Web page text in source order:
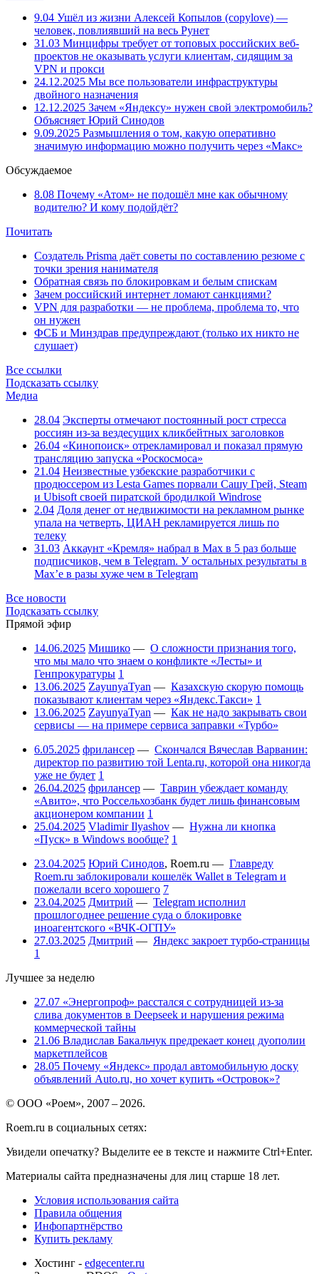
9.04 Ушёл из жизни Алексей Копылов (copylove) —
человек, повлиявший на весь Рунет
31.03 Минцифры требует от топовых российских веб-
проектов не оказывать услуги клиентам, сидящим за
VPN и прокси
24.12.2025 Мы все пользователи инфраструктуры
двойного назначения
12.12.2025 Зачем «Яндексу» нужен свой электромобиль?
Объясняет Юрий Синодов
9.09.2025 Размышления о том, какую оперативно
значимую информацию можно получить через «Макс»
Обсуждаемое
8.08 Почему «Атом» не подошёл мне как обычному
водителю? И кому подойдёт?
Почитать
Создатель Prisma даёт советы по составлению резюме с
точки зрения нанимателя
Обратная связь по блокировкам и белым спискам
Зачем российский интернет ломают санкциями?
VPN для разработки — не проблема, проблема то, что
он нужен
ФСБ и Минздрав предупреждают (только их никто не
слушает)
Все ссылки
Подсказать ссылку
Медиа
28.04 Эксперты отмечают постоянный рост стресса
россиян из-за вездесущих кликбейтных заголовков
26.04 «Кинопоиск» отрекламировал и показал прямую
трансляцию запуска «Роскосмоса»
21.04 Неизвестные узбекские разработчики с
продюссером из Lesta Games порвали Сашу Грей, Steam
и Ubisoft своей пиратской бродилкой Windrose
2.04 Доля денег от недвижимости на рекламном рынке
упала на четверть, ЦИАН рекламируется лишь по
телеку
31.03 Аккаунт «Кремля» набрал в Max в 5 раз больше
подписчиков, чем в Telegram. У остальных результаты в
Max’е в разы хуже чем в Telegram
Все новости
Подсказать ссылку
Прямой эфир
14.06.2025 Мишико — О сложности признания того,
что мы мало что знаем о конфликте «Лесты» и
Генпрокуратуры 1
13.06.2025 ZayunyaTyan — Казахскую скорую помощь
показывают клиентам через «Яндекс.Такси» 1
13.06.2025 ZayunyaTyan — Как не надо закрывать свои
сервисы — на примере сервиса заправки «Турбо»
6.05.2025 фрилансер — Скончался Вячеслав Варванин:
директор по развитию той Lenta.ru, которой она никогда
уже не будет 1
26.04.2025 фрилансер — Таврин убеждает команду
«Авито», что Россельхозбанк будет лишь финансовым
акционером компании 1
25.04.2025 Vladimir Ilyashov — Нужна ли кнопка
«Пуск» в Windows вообще? 1
23.04.2025 Юрий Синодов, Roem.ru — Главреду
Roem.ru заблокировали кошелёк Wallet в Telegram и
пожелали всего хорошего 7
23.04.2025 Дмитрий — Telegram исполнил
прошлогоднее решение суда о блокировке
иноагентского «ВЧК-ОГПУ»
27.03.2025 Дмитрий — Яндекс закроет турбо-страницы
1
Лучшее за неделю
27.07 «Энергопроф» расстался с сотрудницей из-за
слива документов в Deepseek и нарушения режима
коммерческой тайны
21.06 Владислав Бакальчук предрекает конец дуополии
маркетплейсов
28.05 Почему «Яндекс» продал автомобильную доску
объявлений Auto.ru, но хочет купить «Островок»?
© ООО «Роем», 2007 – 2026.
Roem.ru в социальных сетях:
Увидели опечатку? Выделите ее в тексте и нажмите Ctrl+Enter.
Материалы сайта предназначены для лиц старше 18 лет.
Условия использования сайта
Правила общения
Инфопартнёрство
Купить рекламу
Хостинг - edgecenter.ru